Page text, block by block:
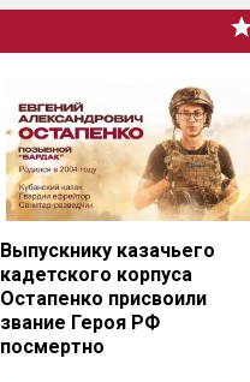
Выпускнику казачьего
кадетского корпуса
Остапенко присвоили
звание Героя РФ
посмертно